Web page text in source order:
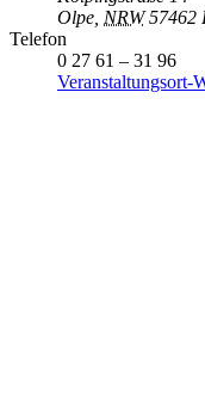
Olpe NRW 57462
Telefon
0 27 61 – 31 96
Veranstaltungsort-